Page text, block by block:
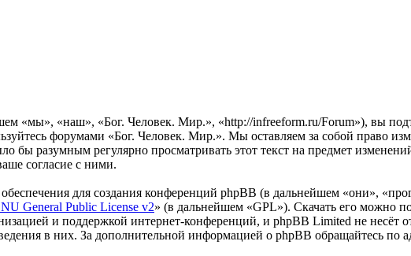
«мы», «наш», «Бог. Человек. Мир.», «http://infreeform.ru/Forum»), вы
форумами «Бог. Человек. Мир.». Мы оставляем за собой право
бы разумным регулярно просматривать этот текст на предмет
согласие с ними.
для создания конференций phpBB (в дальнейшем «они»,
General Public License v2» (в дальнейшем «GPL»). Скачать его можно
и поддержкой интернет-конференций, и phpBB Limited не несёт
в них. За дополнительной информацией о phpBB обращайтесь по